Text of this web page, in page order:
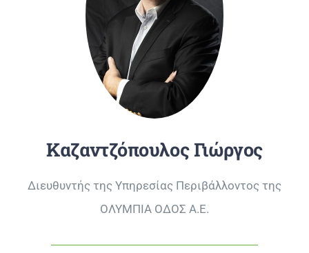
Καζαντζόπουλος Γιώργος
Διευθυντής της Υπηρεσίας Περιβάλλοντος της
ΟΛΥΜΠΙΑ ΟΔΟΣ Α.Ε.